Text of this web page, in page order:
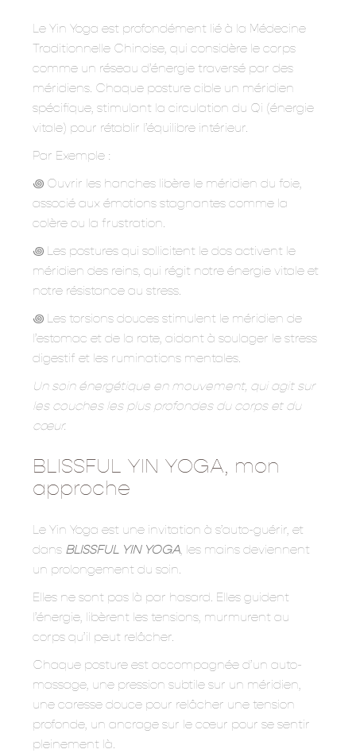
Le Yin Yoga est profondément lié à la Médecine
Traditionnelle Chinoise, qui considère le corps
comme un réseau d’énergie traversé par des
méridiens. Chaque posture cible un méridien
spécifique, stimulant la circulation du Qi (énergie
vitale) pour rétablir l’équilibre intérieur.
Par Exemple :
꩜ Ouvrir les hanches libère le méridien du foie,
associé aux émotions stagnantes comme la
colère ou la frustration.
꩜ Les postures qui sollicitent le dos activent le
méridien des reins, qui régit notre énergie vitale et
notre résistance au stress.
꩜ Les torsions douces stimulent le méridien de
l’estomac et de la rate, aidant à soulager le stress
digestif et les ruminations mentales.
Un soin énergétique en mouvement, qui agit sur
les couches les plus profondes du corps et du
cœur.
BLISSFUL YIN YOGA, mon
approche
Le Yin Yoga est une invitation à s’auto-guérir, et
dans BLISSFUL YIN YOGA , les mains deviennent
un prolongement du soin.
Elles ne sont pas là par hasard. Elles guident
l’énergie, libèrent les tensions, murmurent au
corps qu’il peut relâcher.
Chaque posture est accompagnée d’un auto-
massage, une pression subtile sur un méridien,
une caresse douce pour relâcher une tension
profonde, un ancrage sur le cœur pour se sentir
pleinement là.